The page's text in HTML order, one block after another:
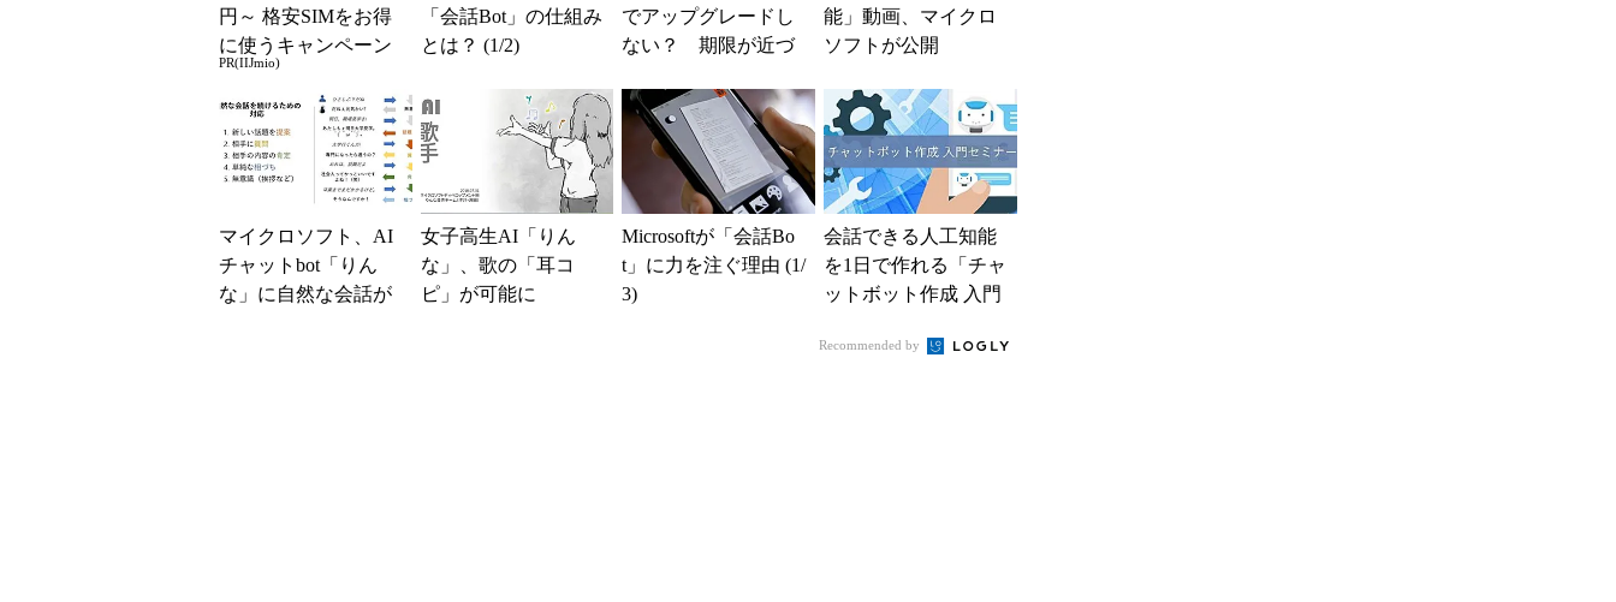
円～ 格安SIMをお得
に使うキャンペーン
実施中！
PR(IIJmio)
「会話Bot」の仕組み
とは？ (1/2)
でアップグレードし
ない？ 期限が近づ
アップグレード、
日...
能」動画、マイクロ
ソフトが公開
マイクロソフト、AI
チャットbot「りん
な」に自然な会話が
女子高生AI「りん
な」、歌の「耳コ
ピ」が可能に
Microsoftが「会話Bo
t」に力を注ぐ理由 (1/
3)
会話できる人工知能
を1日で作れる「チャ
ットボット作成 入門
月18日開催
Recommended by